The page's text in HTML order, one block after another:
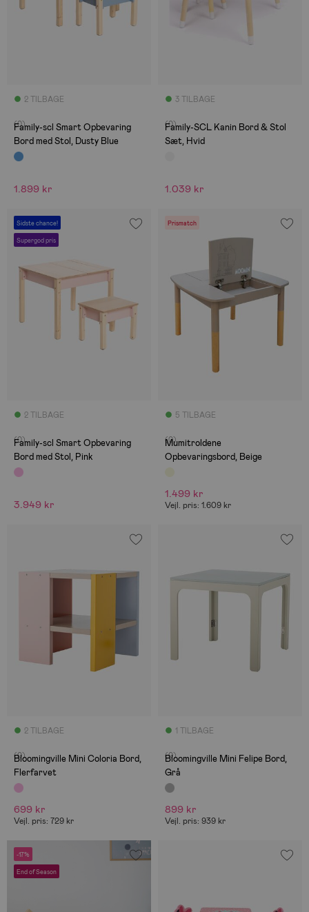
2 TILBAGE
(0)
Family-scl Smart Opbevaring
Bord med Stol, Dusty Blue
1.899 kr
3 TILBAGE
(0)
Family-SCL Kanin Bord & Stol
Sæt, Hvid
1.039 kr
Sidste chance!
Supergod pris
2 TILBAGE
(0)
Family-scl Smart Opbevaring
Bord med Stol, Pink
3.949 kr
Prismatch
5 TILBAGE
(0)
Mumitroldene
Opbevaringsbord, Beige
1.499 kr
Vejl. pris: 1.609 kr
2 TILBAGE
(0)
Bloomingville Mini Coloria Bord,
Flerfarvet
699 kr
Vejl. pris: 729 kr
1 TILBAGE
(0)
Bloomingville Mini Felipe Bord,
Grå
899 kr
Vejl. pris: 939 kr
-17%
End of Season